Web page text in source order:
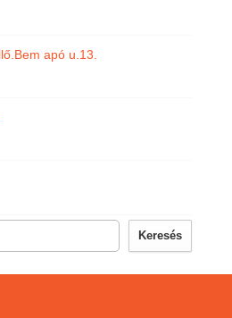
apó u.13.
Keresés